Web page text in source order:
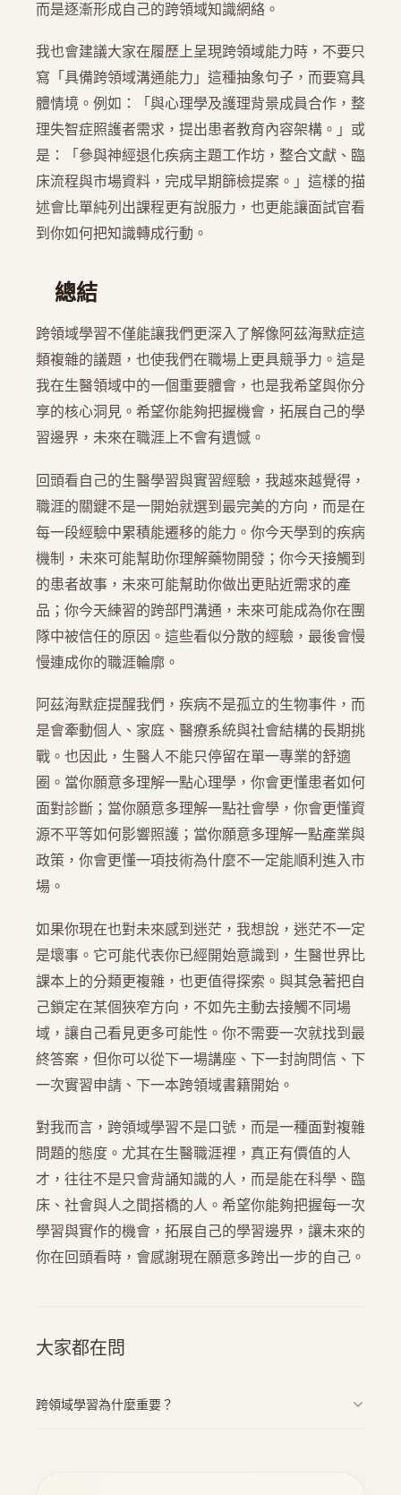
而是逐漸形成自己的跨領域知識網絡。
我也會建議大家在履歷上呈現跨領域能力時，不要只
寫「具備跨領域溝通能力」這種抽象句子，而要寫具
體情境。例如：「與心理學及護理背景成員合作，整
理失智症照護者需求，提出患者教育內容架構。」或
是：「參與神經退化疾病主題工作坊，整合文獻、臨
床流程與市場資料，完成早期篩檢提案。」這樣的描
述會比單純列出課程更有說服力，也更能讓面試官看
到你如何把知識轉成行動。
總結
跨領域學習不僅能讓我們更深入了解像阿茲海默症這
類複雜的議題，也使我們在職場上更具競爭力。這是
我在生醫領域中的一個重要體會，也是我希望與你分
享的核心洞見。希望你能夠把握機會，拓展自己的學
習邊界，未來在職涯上不會有遺憾。
回頭看自己的生醫學習與實習經驗，我越來越覺得，
職涯的關鍵不是一開始就選到最完美的方向，而是在
每一段經驗中累積能遷移的能力。你今天學到的疾病
機制，未來可能幫助你理解藥物開發；你今天接觸到
的患者故事，未來可能幫助你做出更貼近需求的產
品；你今天練習的跨部門溝通，未來可能成為你在團
隊中被信任的原因。這些看似分散的經驗，最後會慢
慢連成你的職涯輪廓。
阿茲海默症提醒我們，疾病不是孤立的生物事件，而
是會牽動個人、家庭、醫療系統與社會結構的長期挑
戰。也因此，生醫人不能只停留在單一專業的舒適
圈。當你願意多理解一點心理學，你會更懂患者如何
面對診斷；當你願意多理解一點社會學，你會更懂資
源不平等如何影響照護；當你願意多理解一點產業與
政策，你會更懂一項技術為什麼不一定能順利進入市
場。
如果你現在也對未來感到迷茫，我想說，迷茫不一定
是壞事。它可能代表你已經開始意識到，生醫世界比
課本上的分類更複雜，也更值得探索。與其急著把自
己鎖定在某個狹窄方向，不如先主動去接觸不同場
域，讓自己看見更多可能性。你不需要一次就找到最
終答案，但你可以從下一場講座、下一封詢問信、下
一次實習申請、下一本跨領域書籍開始。
對我而言，跨領域學習不是口號，而是一種面對複雜
問題的態度。尤其在生醫職涯裡，真正有價值的人
才，往往不是只會背誦知識的人，而是能在科學、臨
床、社會與人之間搭橋的人。希望你能夠把握每一次
學習與實作的機會，拓展自己的學習邊界，讓未來的
你在回頭看時，會感謝現在願意多跨出一步的自己。
大家都在問
跨領域學習為什麼重要？